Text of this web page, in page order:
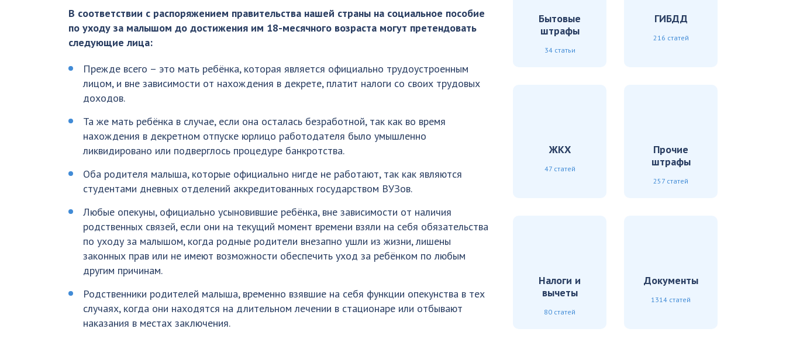
В соответствии с распоряжением правительства нашей страны на социальное пособие
по уходу за малышом до достижения им 18-месячного возраста могут претендовать
следующие лица:
Прежде всего – это мать ребёнка, которая является официально трудоустроенным
лицом, и вне зависимости от нахождения в декрете, платит налоги со своих трудовых
доходов.
Та же мать ребёнка в случае, если она осталась безработной, так как во время
нахождения в декретном отпуске юрлицо работодателя было умышленно
ликвидировано или подверглось процедуре банкротства.
Оба родителя малыша, которые официально нигде не работают, так как являются
студентами дневных отделений аккредитованных государством ВУЗов.
Любые опекуны, официально усыновившие ребёнка, вне зависимости от наличия
родственных связей, если они на текущий момент времени взяли на себя обязательства
по уходу за малышом, когда родные родители внезапно ушли из жизни, лишены
законных прав или не имеют возможности обеспечить уход за ребёнком по любым
другим причинам.
Родственники родителей малыша, временно взявшие на себя функции опекунства в тех
случаях, когда они находятся на длительном лечении в стационаре или отбывают
наказания в местах заключения.
Бытовые
штрафы
34 статьи
ГИБДД
216 статей
ЖКХ
47 статей
Прочие
штрафы
257 статей
Налоги и
вычеты
80 статей
Документы
1314 статей